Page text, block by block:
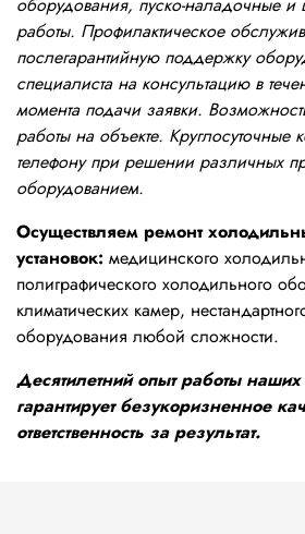
работы. Профилактическое
послегарантийную поддержку
специалиста на консультацию в
момента подачи заявки.
работы на объекте. Круглосуточные
телефону при решении различных
оборудованием.
Осуществляем ремонт
установок: медицинского
полиграфического холодильного
климатических камер,
оборудования любой сложности.
Десятилетний опыт работы наших
гарантирует безукоризненное
ответственность за результат.